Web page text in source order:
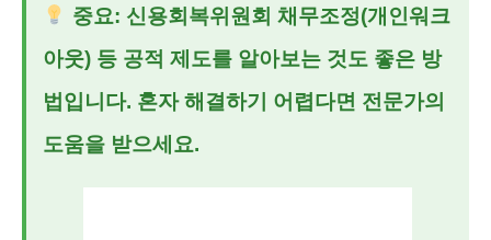
중요: 신용회복위원회 채무조정(개인워크
아웃) 등 공적 제도를 알아보는 것도 좋은 방
법입니다. 혼자 해결하기 어렵다면 전문가의
도움을 받으세요.